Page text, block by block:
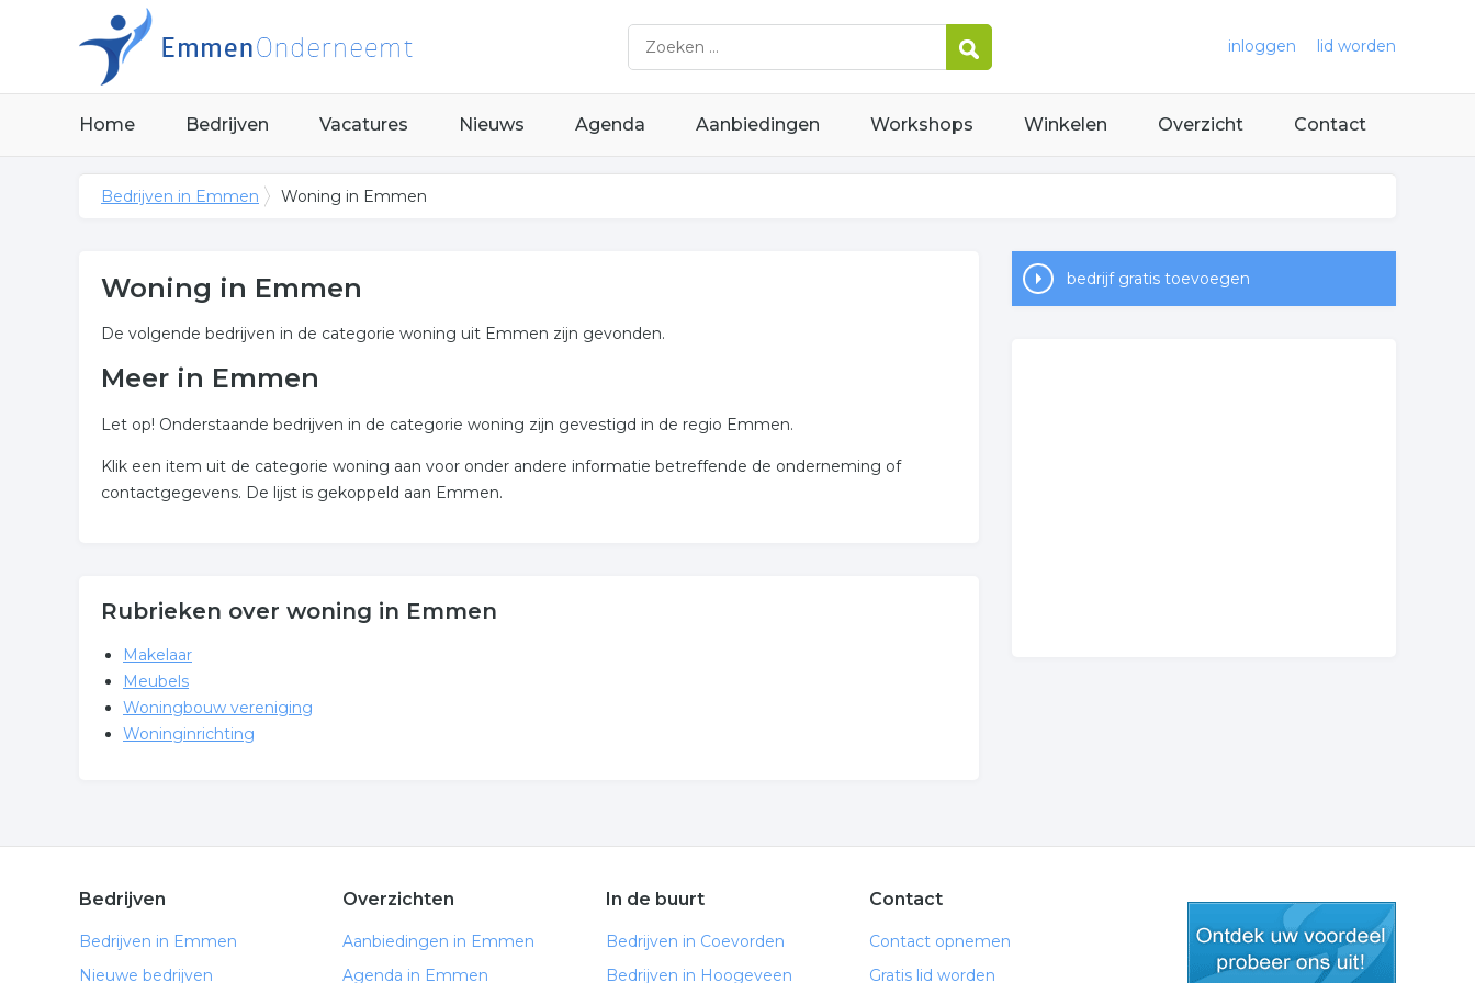
inloggen lid worden
Home Bedrijven Vacatures Nieuws Agenda Aanbiedingen Workshops Winkelen Overzicht Contact
Bedrijven in Emmen Woning in Emmen
Woning in Emmen
De volgende bedrijven in de categorie woning uit Emmen zijn gevonden.
Meer in Emmen
Let op! Onderstaande bedrijven in de categorie woning zijn gevestigd in de regio Emmen.
Klik een item uit de categorie woning aan voor onder andere informatie betreffende de onderneming of
contactgegevens. De lijst is gekoppeld aan Emmen.
Rubrieken over woning in Emmen
Makelaar
Meubels
Woningbouw vereniging
Woninginrichting
bedrijf gratis toevoegen
Bedrijven
Bedrijven in Emmen
Nieuwe bedrijven
Overzichten
Aanbiedingen in Emmen
Agenda in Emmen
In de buurt
Bedrijven in Coevorden
Bedrijven in Hoogeveen
Contact
Contact opnemen
Gratis lid worden